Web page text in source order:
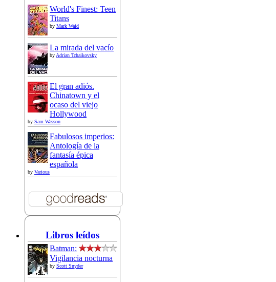
World's Finest: Teen
Titans
by Mark Waid
La mirada del vacío
byAdrian Tchaikovsky
El gran adiós.
Chinatown y el
ocaso del viejo
Hollywood
by Sam Wasson
Fabulosos imperios:
Antología de la
fantasía épica
española
by Various
Libros leídos
Batman:
Vigilancia nocturna
by Scott Snyder